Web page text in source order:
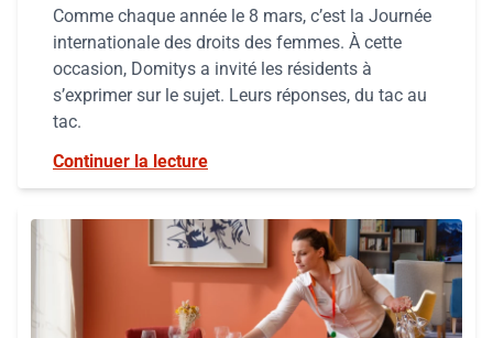
Comme chaque année le 8 mars, c’est la Journée
internationale des droits des femmes. À cette
occasion, Domitys a invité les résidents à
s’exprimer sur le sujet. Leurs réponses, du tac au
tac.
Continuer la lecture